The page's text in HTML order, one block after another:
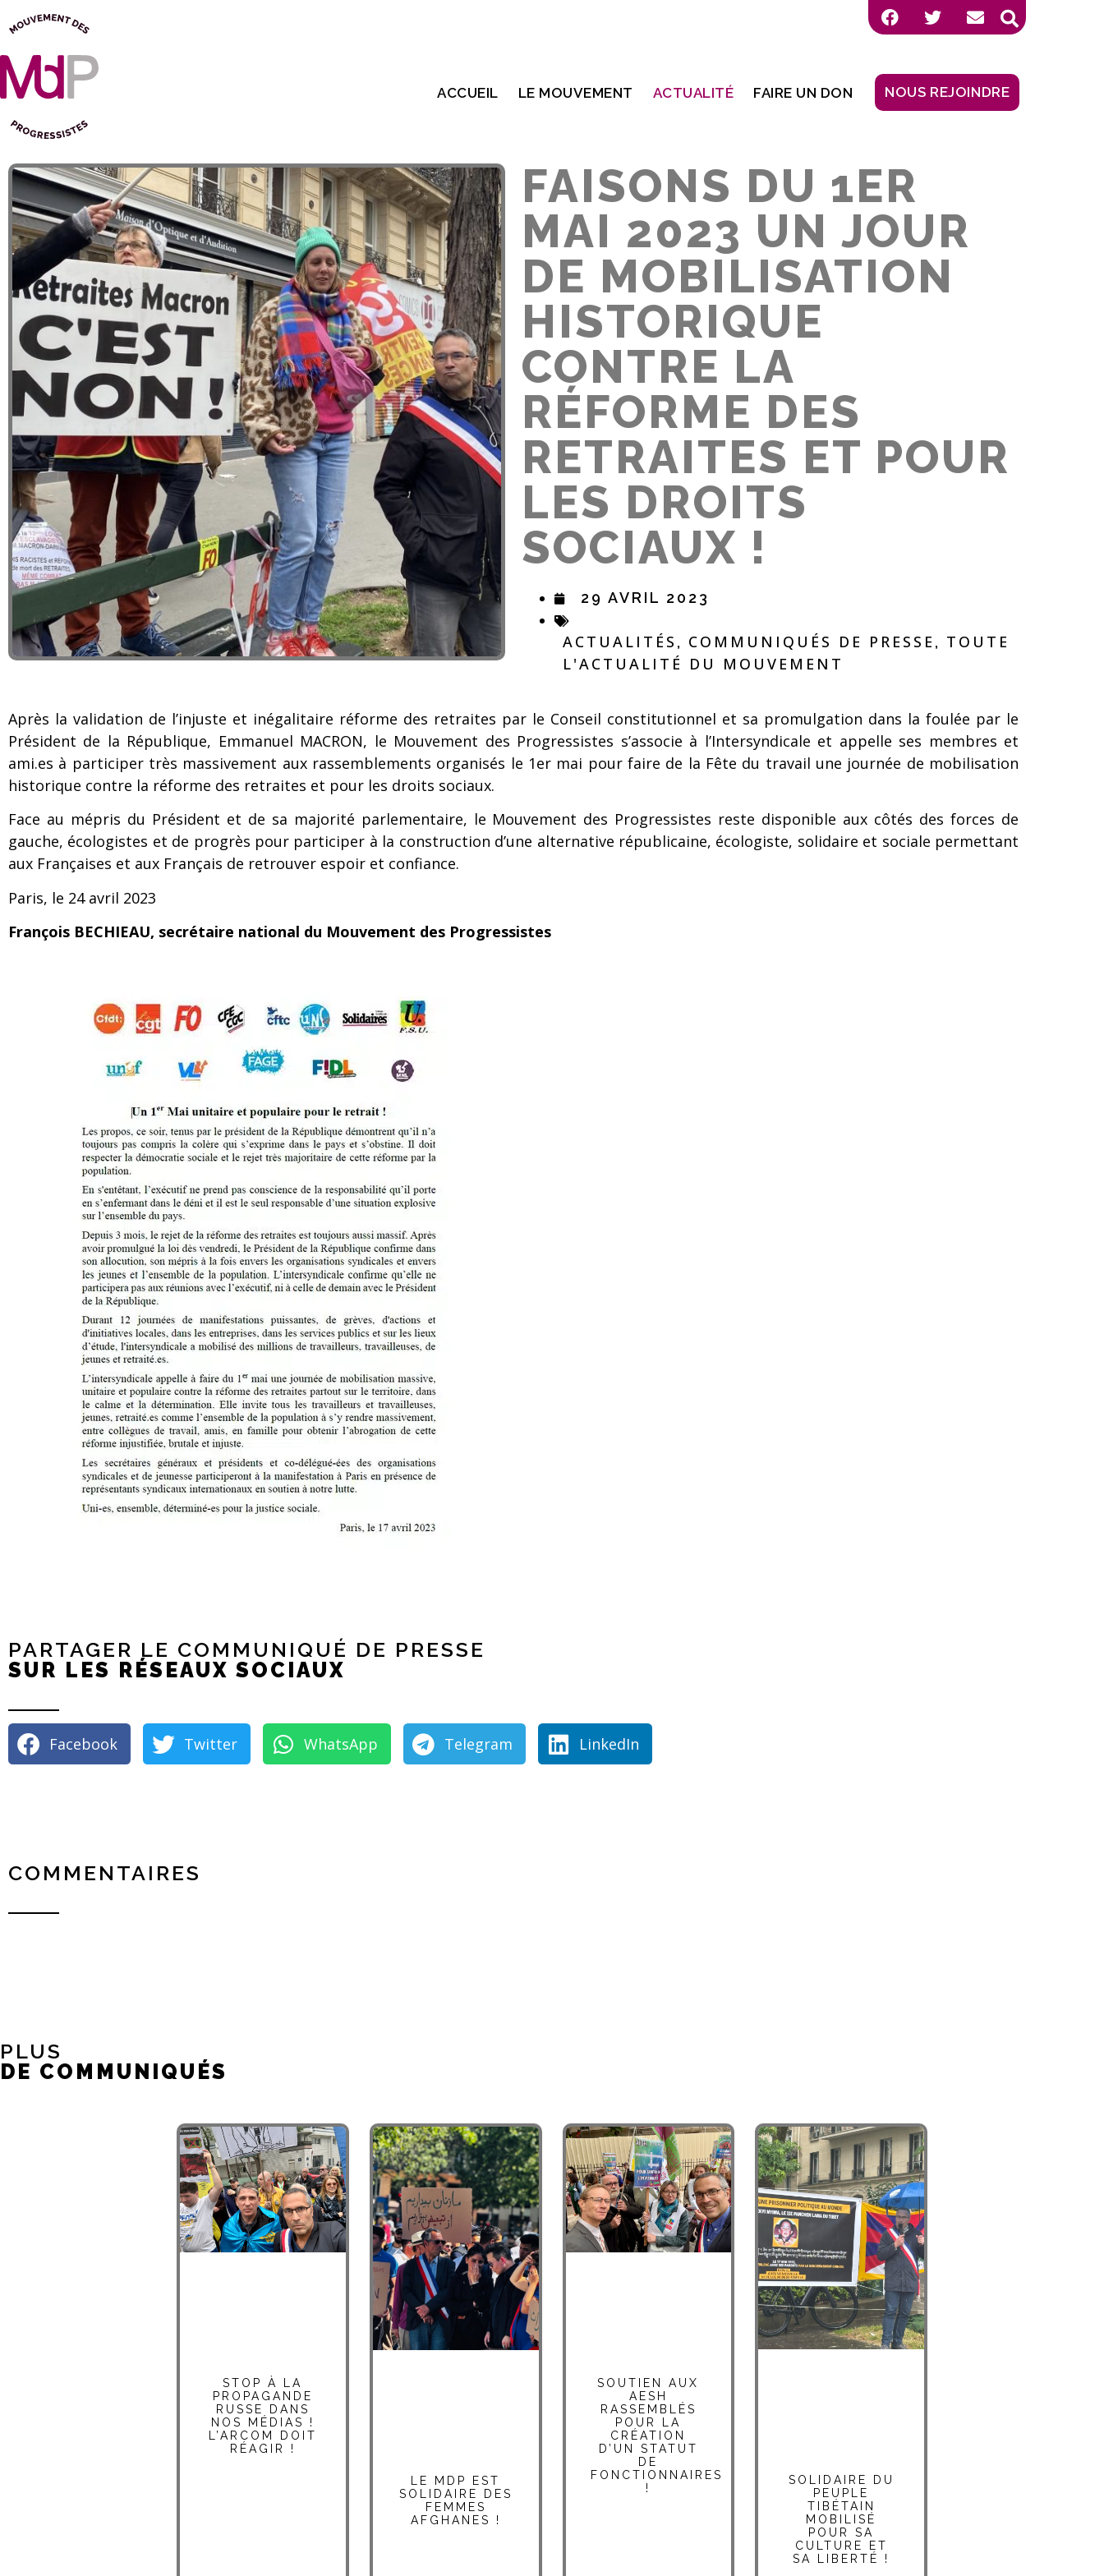
ACCUEIL LE MOUVEMENT ACTUALITÉ FAIRE UN DON NOUS REJOINDRE
FAISONS DU 1ER
MAI 2023 UN JOUR
DE MOBILISATION
HISTORIQUE
CONTRE LA
RÉFORME DES
RETRAITES ET POUR
LES DROITS
SOCIAUX !
29 AVRIL 2023
ACTUALITÉS , COMMUNIQUÉS DE PRESSE , TOUTE
L'ACTUALITÉ DU MOUVEMENT
Après la validation de l’injuste et inégalitaire réforme des retraites par le Conseil constitutionnel et sa promulgation dans la foulée par le
Président de la République, Emmanuel MACRON, le Mouvement des Progressistes s’associe à l’Intersyndicale et appelle ses membres et
ami.es à participer très massivement aux rassemblements organisés le 1er mai pour faire de la Fête du travail une journée de mobilisation
historique contre la réforme des retraites et pour les droits sociaux.
Face au mépris du Président et de sa majorité parlementaire, le Mouvement des Progressistes reste disponible aux côtés des forces de
gauche, écologistes et de progrès pour participer à la construction d’une alternative républicaine, écologiste, solidaire et sociale permettant
aux Françaises et aux Français de retrouver espoir et confiance.
Paris, le 24 avril 2023
François BECHIEAU, secrétaire national du Mouvement des Progressistes
PARTAGER LE COMMUNIQUÉ DE PRESSE
SUR LES RÉSEAUX SOCIAUX
Facebook Twitter WhatsApp Telegram LinkedIn
COMMENTAIRES
PLUS
DE COMMUNIQUÉS
STOP À LA
PROPAGANDE
RUSSE DANS
NOS MÉDIAS !
L’ARCOM DOIT
RÉAGIR !
LE MDP EST
SOLIDAIRE DES
FEMMES
AFGHANES !
SOUTIEN AUX
AESH
RASSEMBLÉS
POUR LA
CRÉATION
D’UN STATUT
DE
FONCTIONNAIRES
!
SOLIDAIRE DU
PEUPLE
TIBÉTAIN
MOBILISÉ
POUR SA
CULTURE ET
SA LIBERTÉ !